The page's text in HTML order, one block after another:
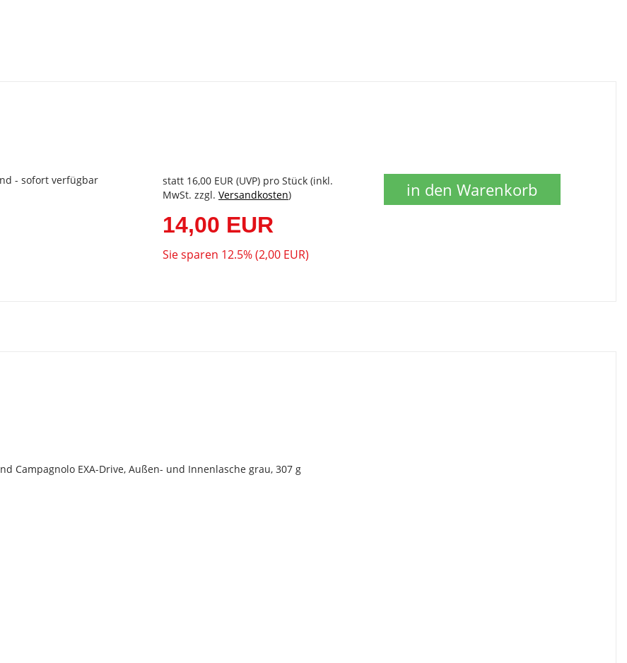
- sofort verfügbar statt 16,00 EUR (UVP) pro Stück (inkl.
MwSt. zzgl. Versandkosten)
14,00 EUR
Sie sparen 12.5% (2,00 EUR)
in den Warenkorb
Campagnolo EXA-Drive, Außen- und Innenlasche grau, 307 g